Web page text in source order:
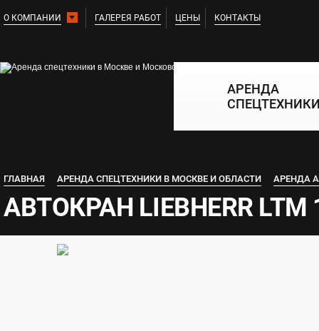
О КОМПАНИИ ГАЛЕРЕЯ РАБОТ ЦЕНЫ КОНТАКТЫ
АРЕНДА
ГЛАВНАЯ АРЕНДА СПЕЦТЕХНИКИ В МОСКВЕ И ОБЛАСТИ АРЕНДА
АВТОКРАН LIEBHERR LTM